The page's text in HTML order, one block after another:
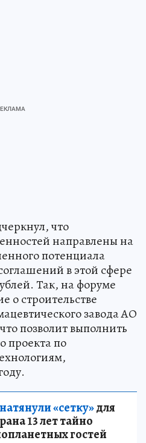
что
направлены на
потенциала
в этой сфере
Так, на форуме
о строительстве
завода АО
позволит выполнить
проекта по
«сетку»для
13 лет тайно
гостей